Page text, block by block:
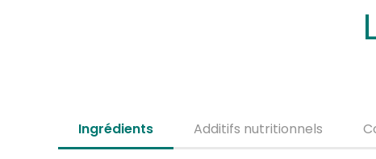
Ingrédients Additifs nutritionnels